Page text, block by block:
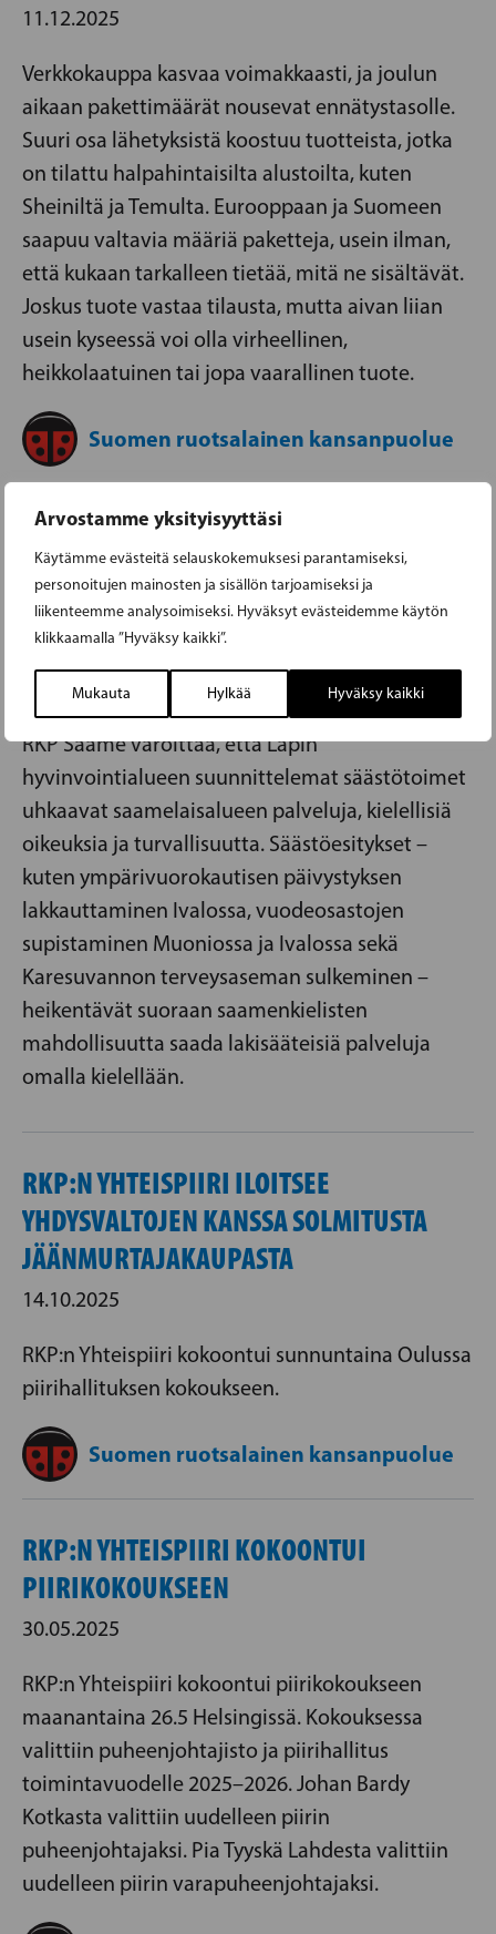
Arvostamme yksityisyyttäsi
Käytämme evästeitä selauskokemuksesi parantamiseksi,
personoitujen mainosten ja sisällön tarjoamiseksi ja
liikenteemme analysoimiseksi. Hyväksyt evästeidemme käytön
klikkaamalla ”Hyväksy kaikki”.
Mukauta Hylkää Hyväksy kaikki
11.12.2025
Verkkokauppa kasvaa voimakkaasti, ja joulun
aikaan pakettimäärät nousevat ennätystasolle.
Suuri osa lähetyksistä koostuu tuotteista, jotka
on tilattu halpahintaisilta alustoilta, kuten
Sheiniltä ja Temulta. Eurooppaan ja Suomeen
saapuu valtavia määriä paketteja, usein ilman,
että kukaan tarkalleen tietää, mitä ne sisältävät.
Joskus tuote vastaa tilausta, mutta aivan liian
usein kyseessä voi olla virheellinen,
heikkolaatuinen tai jopa vaarallinen tuote.
Suomen ruotsalainen kansanpuolue
RKP SAAME: LAPIN HYVINVOINTIALUEEN
SÄÄSTÖTOIMET VAARANTAVAT
SAAMENKIELISET PALVELUT JA
PERUSOIKEUDET
25.11.2025
RKP Saame varoittaa, että Lapin
hyvinvointialueen suunnittelemat säästötoimet
uhkaavat saamelaisalueen palveluja, kielellisiä
oikeuksia ja turvallisuutta. Säästöesitykset –
kuten ympärivuorokautisen päivystyksen
lakkauttaminen Ivalossa, vuodeosastojen
supistaminen Muoniossa ja Ivalossa sekä
Karesuvannon terveysaseman sulkeminen –
heikentävät suoraan saamenkielisten
mahdollisuutta saada lakisääteisiä palveluja
omalla kielellään.
RKP:N YHTEISPIIRI ILOITSEE
YHDYSVALTOJEN KANSSA SOLMITUSTA
JÄÄNMURTAJAKAUPASTA
14.10.2025
RKP:n Yhteispiiri kokoontui sunnuntaina Oulussa
piirihallituksen kokoukseen.
Suomen ruotsalainen kansanpuolue
RKP:N YHTEISPIIRI KOKOONTUI
PIIRIKOKOUKSEEN
30.05.2025
RKP:n Yhteispiiri kokoontui piirikokoukseen
maanantaina 26.5 Helsingissä. Kokouksessa
valittiin puheenjohtajisto ja piirihallitus
toimintavuodelle 2025–2026. Johan Bardy
Kotkasta valittiin uudelleen piirin
puheenjohtajaksi. Pia Tyyskä Lahdesta valittiin
uudelleen piirin varapuheenjohtajaksi.